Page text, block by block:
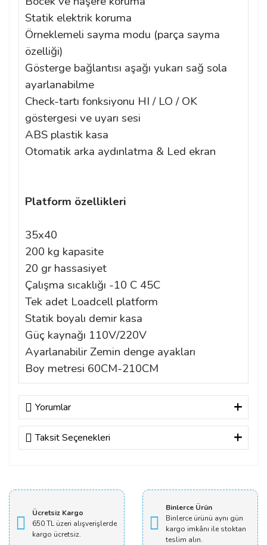
Statik elektrik koruma
Örneklemeli sayma modu (parça sayma
özelliği)
Gösterge bağlantısı aşağı yukarı sağ sola
ayarlanabilme
Check-tartı fonksiyonu HI / LO / OK
göstergesi ve uyarı sesi
ABS plastik kasa
Otomatik arka aydınlatma & Led ekran
Platform özellikleri
35x40
200 kg kapasite
20 gr hassasiyet
Çalışma sıcaklığı -10 C 45C
Tek adet Loadcell platform
Statik boyalı demir kasa
Güç kaynağı 110V/220V
Ayarlanabilir Zemin denge ayakları
Boy metresi 60CM-210CM
Yorumlar
Bu ürüne ilk yorumu siz yapın!
Taksit Seçenekleri
Ücretsiz Kargo
650 TL üzeri alışverişlerde
kargo ücretsiz.
Binlerce Ürün
Binlerce ürünü aynı gün
kargo imkânı ile stoktan
teslim alın.